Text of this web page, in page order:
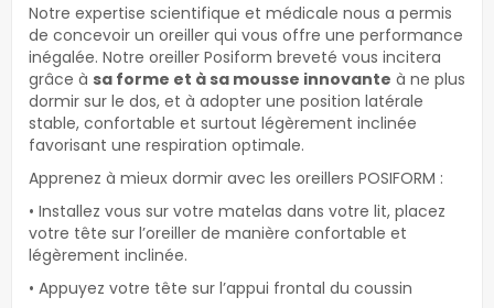
Notre expertise scientifique et médicale nous a permis
de concevoir un oreiller qui vous offre une performance
inégalée. Notre oreiller Posiform breveté vous incitera
grâce à sa forme et à sa mousse innovante à ne plus
dormir sur le dos, et à adopter une position latérale
stable, confortable et surtout légèrement inclinée
favorisant une respiration optimale.
Apprenez à mieux dormir avec les oreillers POSIFORM :
• Installez vous sur votre matelas dans votre lit, placez
votre tête sur l’oreiller de manière confortable et
légèrement inclinée.
• Appuyez votre tête sur l’appui frontal du coussin